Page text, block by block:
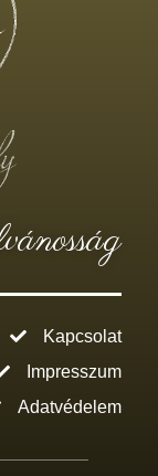
Kapcsolat
Impresszum
Adatvédelem